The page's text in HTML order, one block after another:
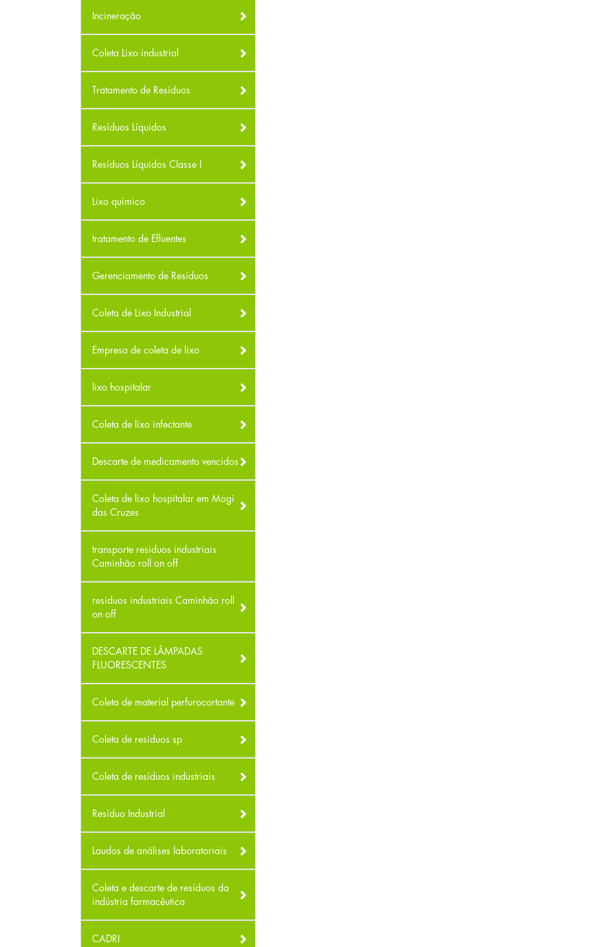
Incineração
Coleta Lixo industrial
Tratamento de Resíduos
Resíduos Líquidos
Resíduos Líquidos Classe I
Lixo químico
tratamento de Efluentes
Gerenciamento de Resíduos
Coleta de Lixo Industrial
Empresa de coleta de lixo
lixo hospitalar
Coleta de lixo infectante
Descarte de medicamento vencidos
Coleta de lixo hospitalar em Mogi
das Cruzes
transporte residuos industriais
Caminhão roll on off
residuos industriais Caminhão roll
on off
DESCARTE DE LÂMPADAS
FLUORESCENTES
Coleta de material perfurocortante
Coleta de resíduos sp
Coleta de resíduos industriais
Resíduo Industrial
Laudos de análises laboratoriais
Coleta e descarte de resíduos da
indústria farmacêutica
CADRI